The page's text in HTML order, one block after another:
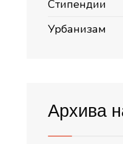
Стипендии
Урбанизам
Архива